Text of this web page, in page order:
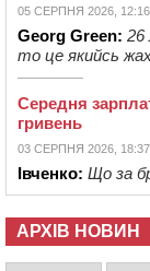
05 СЕРПНЯ 2026, 12:16
Georg Green: 26
то це якийсь жах,
Середня
гривень
03 СЕРПНЯ 2026, 18:37
Івченко: Що за
АРХІВ НОВИН